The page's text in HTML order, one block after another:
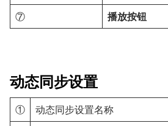
⑦
播放按钮
动态同步设置
① 动态同步设置名称